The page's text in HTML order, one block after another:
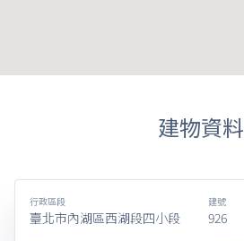
建物資料
行政區段
臺北市內湖區西湖段四小段
建號
926